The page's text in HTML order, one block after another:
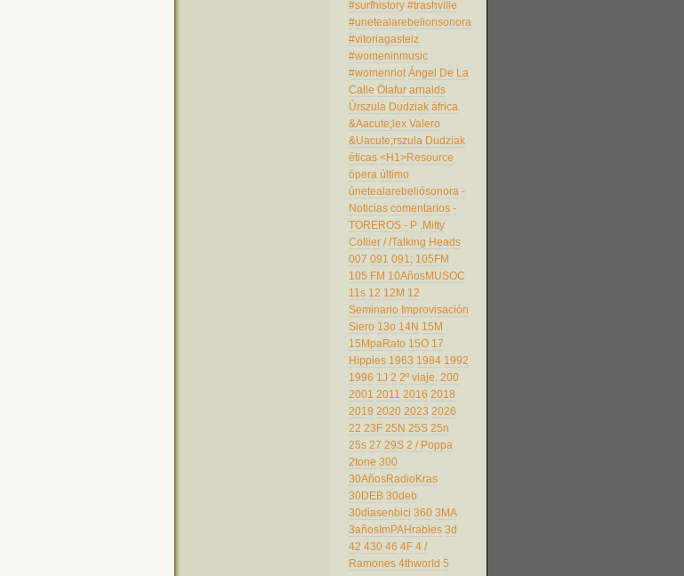
#surfhistory #trashville
#unetealarebelionsonora
#vitoriagasteiz
#womeninmusic
#womenriot Ángel De La
Calle Ölafur arnalds
Úrszula Dudziak áfrica
&Aacute;lex Valero
&Uacute;rszula Dudziak
éticas <H1>Resource
ópera último
únetealarebeliósonora -
Noticias comentarios -
TOREROS - P .Mitty
Collier / /Talking Heads
007 091 091; 105FM
105 FM 10AñosMUSOC
11s 12 12M 12
Seminario Improvisación
Siero 13o 14N 15M
15MpaRato 15O 17
Hippies 1963 1984 1992
1996 1J 2 2º viaje. 200
2001 2011 2016 2018
2019 2020 2023 2026
22 23F 25N 25S 25n
25s 27 29S 2 / Poppa
2tone 300
30AñosRadioKras
30DEB 30deb
30diasenbici 360 3MA
3añosImPAHrables 3d
42 430 46 4F 4 /
Ramones 4thworld 5